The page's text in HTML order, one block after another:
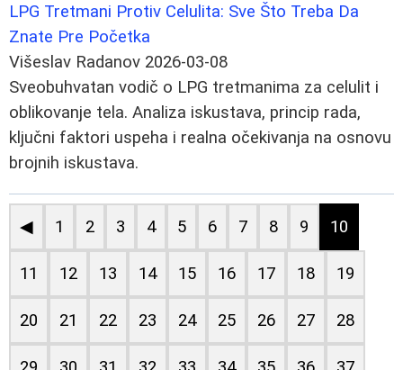
LPG Tretmani Protiv Celulita: Sve Što Treba Da
Znate Pre Početka
Višeslav Radanov 2026-03-08
Sveobuhvatan vodič o LPG tretmanima za celulit i
oblikovanje tela. Analiza iskustava, princip rada,
ključni faktori uspeha i realna očekivanja na osnovu
brojnih iskustava.
◀ 1 2 3 4 5 6 7 8 9 10
11 12 13 14 15 16 17 18 19
20 21 22 23 24 25 26 27 28